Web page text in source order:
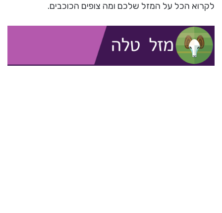
לקרוא הכל על המזל שלכם ומה צופים הכוכבים.